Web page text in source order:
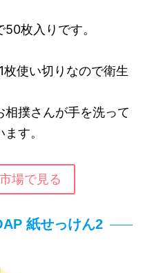
枚入りです。
使い切りなので衛生
撲さんが手を洗って
す。
場で見る
紙せっけん2